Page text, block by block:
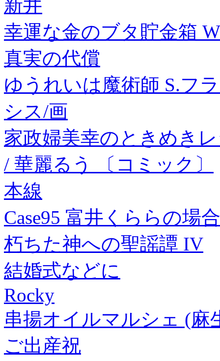
新井
幸運な金のブタ貯金箱
真実の代償
ゆうれいは魔術師 S.フ
シス/画
家政婦美幸のときめき
/ 華麗るう 〔コミック〕
本線
Case95 富井くららの場
朽ちた神への聖謡譚 IV
結婚式などに
Rocky
串揚オイルマルシェ (麻
ご出産祝